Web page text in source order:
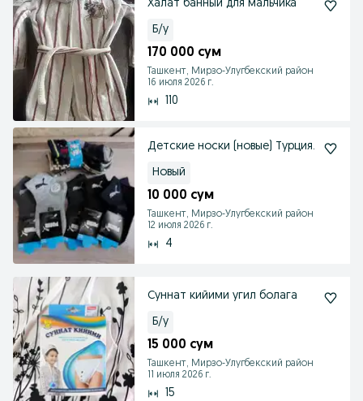
Халат банный для мальчика
Б/у
170 000 сум
Ташкент, Мирзо-Улугбекский район
16 июля 2026 г.
110
Детские носки (новые) Турция.
Новый
10 000 сум
Ташкент, Мирзо-Улугбекский район
12 июля 2026 г.
4
Суннат кийими угил болага
Б/у
15 000 сум
Ташкент, Мирзо-Улугбекский район
11 июля 2026 г.
15